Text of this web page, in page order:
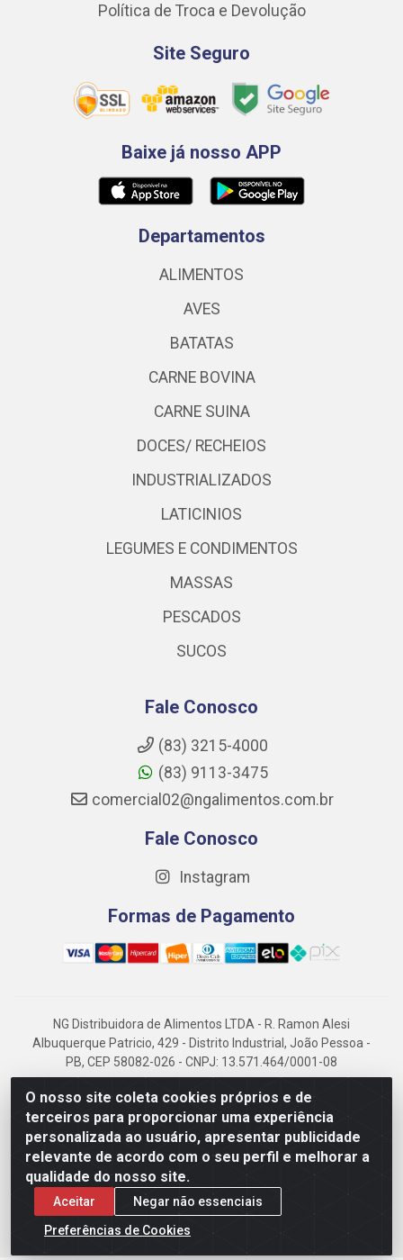
O nosso site coleta cookies próprios e de
terceiros para proporcionar uma experiência
personalizada ao usuário, apresentar publicidade
relevante de acordo com o seu perfil e melhorar a
qualidade do nosso site.
Aceitar
Negar não essenciais
Preferências de Cookies
Política de Troca e Devolução
Site Seguro
Baixe já nosso APP
Departamentos
ALIMENTOS
AVES
BATATAS
CARNE BOVINA
CARNE SUINA
DOCES/ RECHEIOS
INDUSTRIALIZADOS
LATICINIOS
LEGUMES E CONDIMENTOS
MASSAS
PESCADOS
SUCOS
Fale Conosco
(83) 3215-4000
(83) 9113-3475
comercial02@ngalimentos.com.br
Fale Conosco
Instagram
Formas de Pagamento
NG Distribuidora de Alimentos LTDA - R. Ramon Alesi
Albuquerque Patricio, 429 - Distrito Industrial, João Pessoa -
PB, CEP 58082-026 - CNPJ: 13.571.464/0001-08
NG Alimentos, há mais de 14 anos no mercado paraibano, é
referência em frigorificados, destacando-se pela logística
eficiente e excelência.